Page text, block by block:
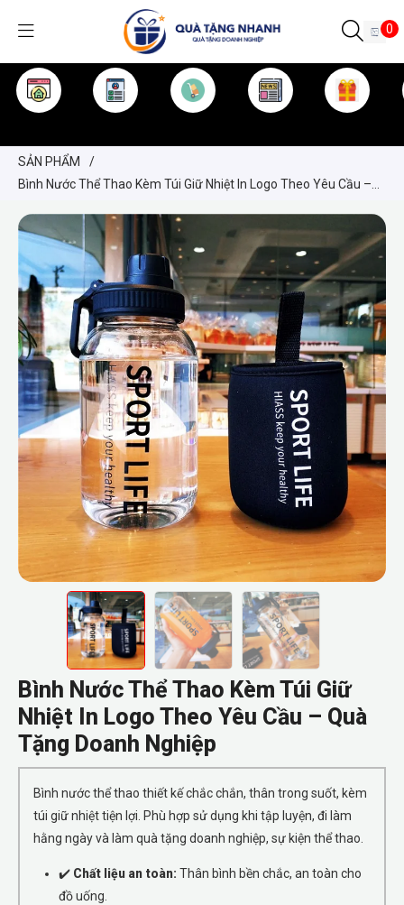
0
SẢN PHẨM
/
Bình Nước Thể Thao Kèm Túi Giữ Nhiệt In Logo Theo Yêu Cầu –
Bình Nước Thể Thao Kèm Túi Giữ
Nhiệt In Logo Theo Yêu Cầu – Quà
Tặng Doanh Nghiệp
Bình nước thể thao thiết kế chắc chắn, thân trong suốt, kèm
túi giữ nhiệt tiện lợi. Phù hợp sử dụng khi tập luyện, đi làm
hằng ngày và làm quà tặng doanh nghiệp, sự kiện thể thao.
✔️ Chất liệu an toàn: Thân bình bền chắc, an toàn cho
đồ uống.